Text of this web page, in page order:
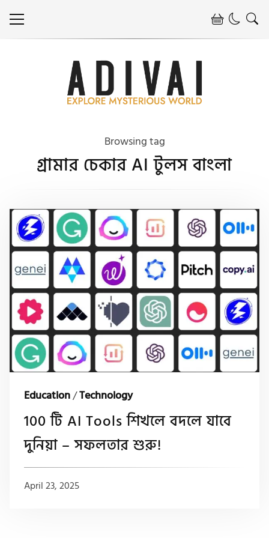
Browsing tag
গ্রামার চেকার AI টুলস বাংলা
Education/Technology
100 টি AI Tools শিখলে বদলে যাবে
দুনিয়া – সফলতার শুরু!
April 23, 2025